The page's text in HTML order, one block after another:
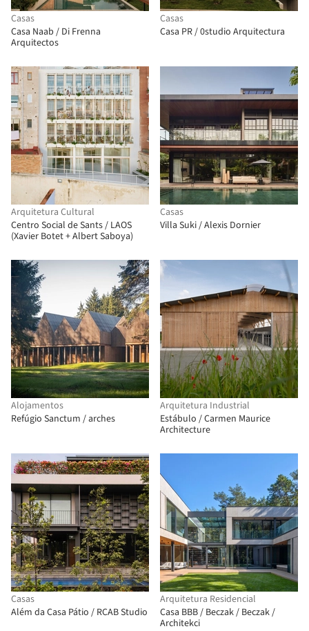
Casas
Casa Naab / Di Frenna
Arquitectos
Casas
Casa PR / 0studio Arquitectura
Arquitetura Cultural
Centro Social de Sants / LAOS
(Xavier Botet + Albert Saboya)
Casas
Villa Suki / Alexis Dornier
Alojamentos
Refúgio Sanctum / arches
Arquitetura Industrial
Estábulo / Carmen Maurice
Architecture
Casas
Além da Casa Pátio / RCAB Studio
Arquitetura Residencial
Casa BBB / Beczak / Beczak /
Architekci